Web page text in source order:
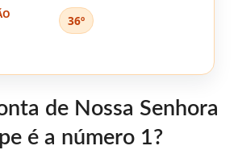
36º
de Nossa Senhora
é a número 1?